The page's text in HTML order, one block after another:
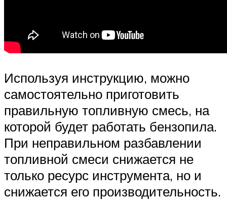
Используя инструкцию, можно
самостоятельно приготовить
правильную топливную смесь, на
которой будет работать бензопила.
При неправильном разбавлении
топливной смеси снижается не
только ресурс инструмента, но и
снижается его производительность.